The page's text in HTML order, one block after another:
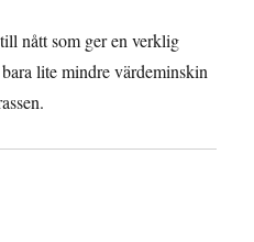
nått som ger en verklig
lite mindre värdeminskin